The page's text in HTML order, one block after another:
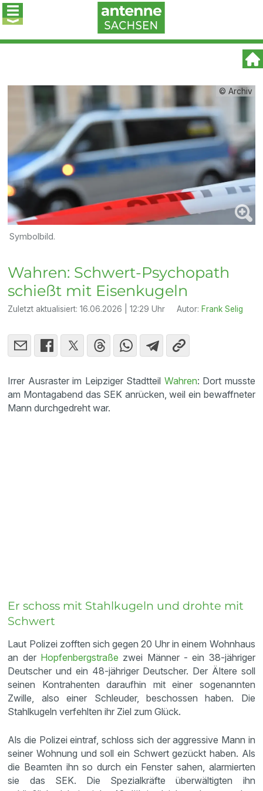
© Archiv
Symbolbild.
Wahren: Schwert-Psychopath
schießt mit Eisenkugeln
Zuletzt aktualisiert:16.06.2026 | 12:29 Uhr Autor: Frank Selig
Irrer Ausraster im Leipziger Stadtteil Wahren: Dort musste
am Montagabend das SEK anrücken, weil ein bewaffneter
Mann durchgedreht war.
Er schoss mit Stahlkugeln und drohte mit
Schwert
Laut Polizei zofften sich gegen 20 Uhr in einem Wohnhaus
an der Hopfenbergstraße zwei Männer - ein 38-jähriger
Deutscher und ein 48-jähriger Deutscher. Der Ältere soll
seinen Kontrahenten daraufhin mit einer sogenannten
Zwille, also einer Schleuder, beschossen haben. Die
Stahlkugeln verfehlten ihr Ziel zum Glück.
Als die Polizei eintraf, schloss sich der aggressive Mann in
seiner Wohnung und soll ein Schwert gezückt haben. Als
die Beamten ihn so durch ein Fenster sahen, alarmierten
sie das SEK. Die Spezialkräfte überwältigten ihn